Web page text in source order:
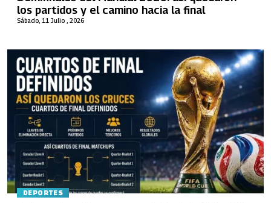
Sábado, 11 Julio , 2026
los partidos y el camino hacia la final
DEPORTES